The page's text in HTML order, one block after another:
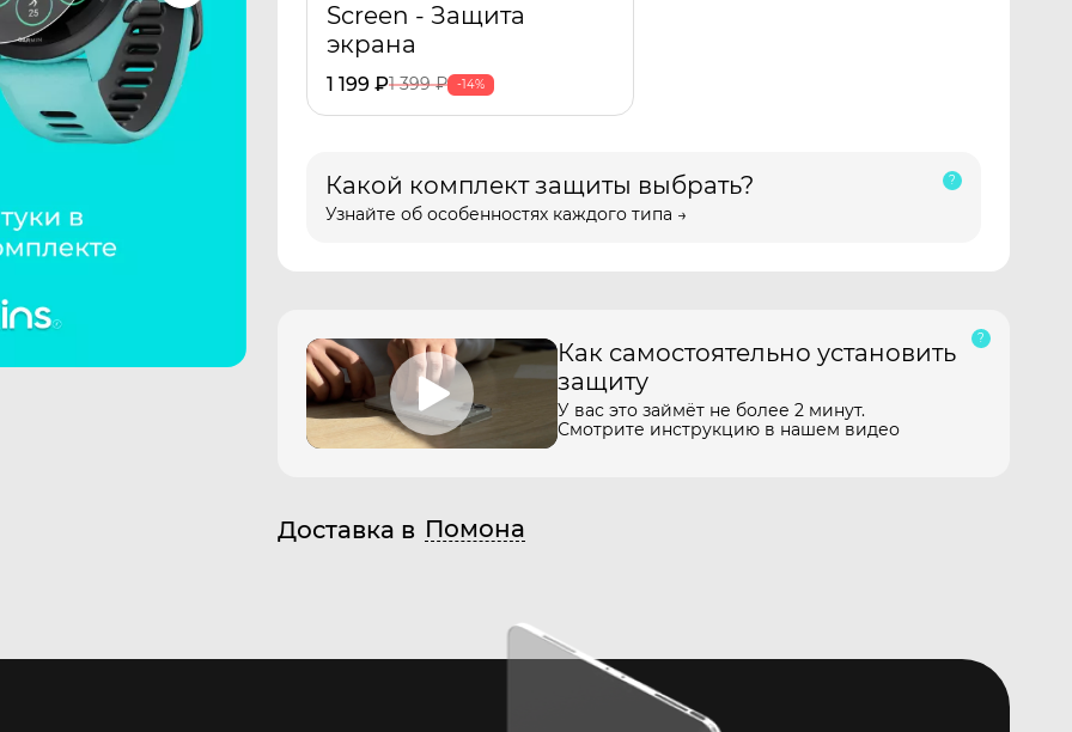
Screen - Защита
экрана
1 199 ₽1 399₽ -14%
Какой комплект защиты выбрать?
Узнайте об особенностях каждого типа →
Как самостоятельно установить
защиту
У вас это займёт не более 2 минут.
Смотрите инструкцию в нашем видео
Доставка в Помона